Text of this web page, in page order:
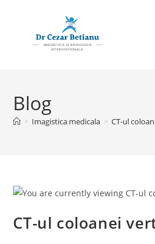
Blog
> Imagistica medicala > CT-ul
CT-ul coloanei